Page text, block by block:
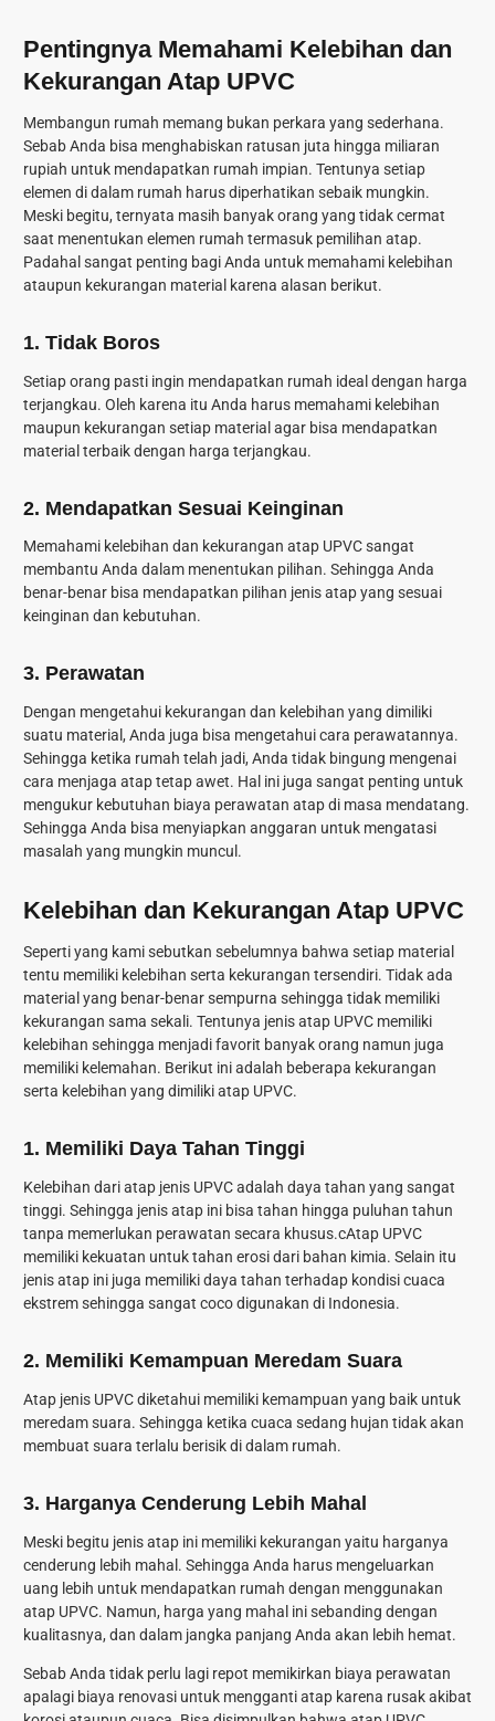
Pentingnya Memahami Kelebihan dan
Kekurangan Atap UPVC
Membangun rumah memang bukan perkara yang sederhana.
Sebab Anda bisa menghabiskan ratusan juta hingga miliaran
rupiah untuk mendapatkan rumah impian. Tentunya setiap
elemen di dalam rumah harus diperhatikan sebaik mungkin.
Meski begitu, ternyata masih banyak orang yang tidak cermat
saat menentukan elemen rumah termasuk pemilihan atap.
Padahal sangat penting bagi Anda untuk memahami kelebihan
ataupun kekurangan material karena alasan berikut.
1. Tidak Boros
Setiap orang pasti ingin mendapatkan rumah ideal dengan harga
terjangkau. Oleh karena itu Anda harus memahami kelebihan
maupun kekurangan setiap material agar bisa mendapatkan
material terbaik dengan harga terjangkau.
2. Mendapatkan Sesuai Keinginan
Memahami kelebihan dan kekurangan atap UPVC sangat
membantu Anda dalam menentukan pilihan. Sehingga Anda
benar-benar bisa mendapatkan pilihan jenis atap yang sesuai
keinginan dan kebutuhan.
3. Perawatan
Dengan mengetahui kekurangan dan kelebihan yang dimiliki
suatu material, Anda juga bisa mengetahui cara perawatannya.
Sehingga ketika rumah telah jadi, Anda tidak bingung mengenai
cara menjaga atap tetap awet. Hal ini juga sangat penting untuk
mengukur kebutuhan biaya perawatan atap di masa mendatang.
Sehingga Anda bisa menyiapkan anggaran untuk mengatasi
masalah yang mungkin muncul.
Kelebihan dan Kekurangan Atap UPVC
Seperti yang kami sebutkan sebelumnya bahwa setiap material
tentu memiliki kelebihan serta kekurangan tersendiri. Tidak ada
material yang benar-benar sempurna sehingga tidak memiliki
kekurangan sama sekali. Tentunya jenis atap UPVC memiliki
kelebihan sehingga menjadi favorit banyak orang namun juga
memiliki kelemahan. Berikut ini adalah beberapa kekurangan
serta kelebihan yang dimiliki atap UPVC.
1. Memiliki Daya Tahan Tinggi
Kelebihan dari atap jenis UPVC adalah daya tahan yang sangat
tinggi. Sehingga jenis atap ini bisa tahan hingga puluhan tahun
tanpa memerlukan perawatan secara khusus.cAtap UPVC
memiliki kekuatan untuk tahan erosi dari bahan kimia. Selain itu
jenis atap ini juga memiliki daya tahan terhadap kondisi cuaca
ekstrem sehingga sangat coco digunakan di Indonesia.
2. Memiliki Kemampuan Meredam Suara
Atap jenis UPVC diketahui memiliki kemampuan yang baik untuk
meredam suara. Sehingga ketika cuaca sedang hujan tidak akan
membuat suara terlalu berisik di dalam rumah.
3. Harganya Cenderung Lebih Mahal
Meski begitu jenis atap ini memiliki kekurangan yaitu harganya
cenderung lebih mahal. Sehingga Anda harus mengeluarkan
uang lebih untuk mendapatkan rumah dengan menggunakan
atap UPVC. Namun, harga yang mahal ini sebanding dengan
kualitasnya, dan dalam jangka panjang Anda akan lebih hemat.
Sebab Anda tidak perlu lagi repot memikirkan biaya perawatan
apalagi biaya renovasi untuk mengganti atap karena rusak akibat